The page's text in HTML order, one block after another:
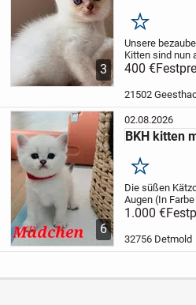
3
Merken
Unsere
Kitten sind nun
langsam auf die
zukünftigen
Kleinen
Familie mit viel
400 €
21502
6
02.08.2026
BKH kitten
Merken
Die süßen
Augen (In
Sie sind am
sind super lieb,
1.000 €
32756 Detmold